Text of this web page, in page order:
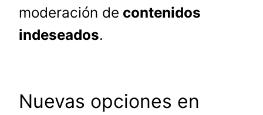
moderación de contenidos
indeseados.
Nuevas opciones en